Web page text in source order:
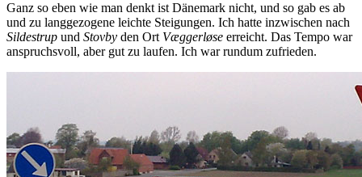
Ganz so eben wie man denkt ist Dänemark nicht, und so gab es ab
und zu langgezogene leichte Steigungen. Ich hatte inzwischen nach
Sildestrup und Stovby den Ort Væggerløse erreicht. Das Tempo war
anspruchsvoll, aber gut zu laufen. Ich war rundum zufrieden.